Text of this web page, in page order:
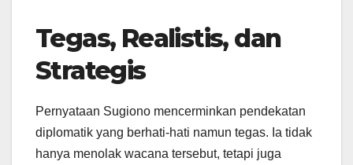
Tegas, Realistis, dan
Strategis
Pernyataan Sugiono mencerminkan pendekatan
diplomatik yang berhati-hati namun tegas. Ia tidak
hanya menolak wacana tersebut, tetapi juga